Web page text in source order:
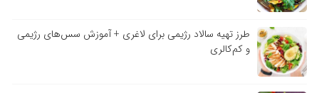
طرز تهیه سالاد رژیمی برای لاغری + آموزش سس‌های رژیمی
و کم‌کالری